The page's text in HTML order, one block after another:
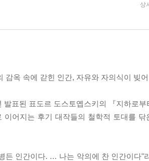
상
감옥 속에 갇힌 인간, 자유와 자의식이 빚
발표된 표도르 도스토옙스키의 『지하로
이어지는 후기 대작들의 철학적 토대를
든 인간이다. … 나는 악의에 찬 인간이다"